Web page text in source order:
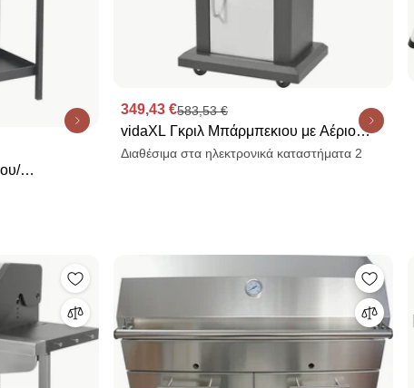
Ράφι
349,43 €583,53 €
vidaXL Γκριλ Μπάρμπεκιου με Αέριο
Ασημί Χάλυβας με Μεταλλικό Σωλήνα
Διαθέσιμα στα ηλεκτρονικά καταστήματα 2